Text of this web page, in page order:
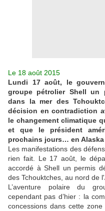
Le 18 août 2015
Lundi 17 août, le
groupe pétrolier Shell un
dans la mer des
décision en contradiction
le changement climatique
et que le président
prochains jours… en Alaska
Les manifestations des
rien fait. Le 17 août, le
accordé à Shell un permis
des Tchouktches, au nord de
L’aventure polaire du
cependant pas d’hier : la
concessions dans cette